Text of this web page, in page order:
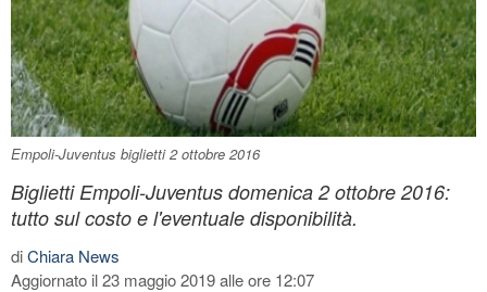
Empoli-Juventus biglietti 2 ottobre 2016
Biglietti Empoli-Juventus domenica 2 ottobre 2016:
tutto sul costo e l'eventuale disponibilità.
diChiara News
Aggiornato il 23 maggio 2019 alle ore 12:07